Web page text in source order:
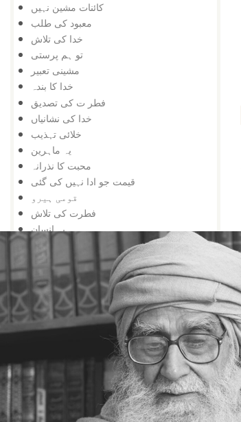
کائنات مشین نہیں
معبود کی طلب
خدا کی تلاش
تو ہم پرستی
مشینی تعبیر
خدا کا بندہ
فطر ت کی تصدیق
خدا کی نشانیاں
خلائی تہذیب
یہ ماہرین
محبت کا نذرانہ
قیمت جو ادا نہیں کی گئی
قومی ہیرو
فطرت کی تلاش
یہ انسان
شرک اورکبر
عقید ۂ خدا
عظمت خداوندی
کارخانہ کائنات
تقویٰ کیا ہے
خرابی کی جڑ
خد اکی نشانیاں
قدرتی مناظر
شناختی کارڈ کے بغیر
جب پردہ اٹھے گا